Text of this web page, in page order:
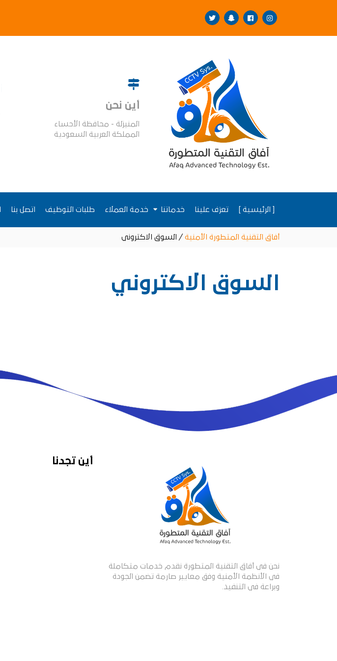
أين نحن
المنيزلة - محافظة الأحساء
المملكة العربية السعودية
[ الرئيسية ] تعرَف علينا خدماتنا خدمة العملاء طلبات التوظيف اتصل بنا
أفاق التقنية المتطورة الأمنية / السوق الاكتروني
السوق الاكتروني
نحن في أفاق التقنية المتطورة نقدم خدمات متكاملة
في الأنظمة الأمنية وفق معايير صارمة تضمن الجودة
وبراعة في التنفيذ.
أين تجدنا